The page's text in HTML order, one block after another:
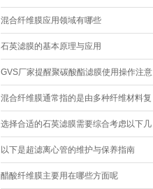
混合纤维膜应用领域有哪些
石英滤膜的基本原理与应用
GVS厂家提醒聚碳酸酯滤膜使用操作注意
混合纤维膜通常指的是由多种纤维材料复
合而成的过滤膜
选择合适的石英滤膜需要综合考虑以下几
个关键因素
以下是超滤离心管的维护与保养指南
醋酸纤维膜主要用在哪些方面呢